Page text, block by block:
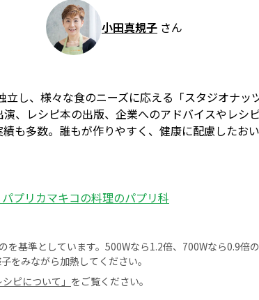
小田真規子 さん
し、様々な食のニーズに応える「スタジオナッ
、レシピ本の出版、企業へのアドバイスやレシ
も多数。誰もが作りやすく、健康に配慮したお
リカマキコの料理のパプリ科
基準としています。500Wなら1.2倍、700Wなら0.9倍
をみながら加熱してください。
シピについて」 をご覧ください。